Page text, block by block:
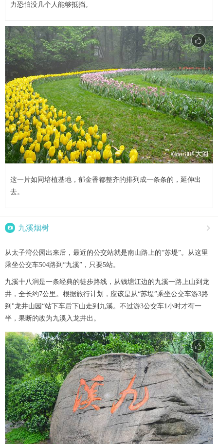
力恐怕没几个人能够抵挡。
这一片如同培植基地，郁金香都整齐的排列成一条条的，延伸出
去。
 九溪烟树 
从太子湾公园出来后，最近的公交站就是南山路上的“苏堤”。从这里
乘坐公交车504路到“九溪”，只要5站。
九溪十八涧是一条经典的徒步路线，从钱塘江边的九溪一路上山到龙
井，全长约7公里。根据旅行计划，应该是从“苏堤”乘坐公交车游3路
到"龙井山园“站下车后下山走到九溪。不过游3公交车1小时才有一
半，果断的改为九溪入龙井出。